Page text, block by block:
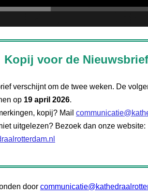
Kopij voor de Nieuwsbrief
verschijnt om de twee weken. De
op 19 april 2026.
kopij? Mail
uitgelezen? Bezoek dan onze website:
door